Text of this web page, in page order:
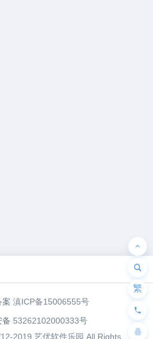
案 滇ICP备15006555号
备 53262102000333号
2019 艺优软件乐园 All Rights
繁